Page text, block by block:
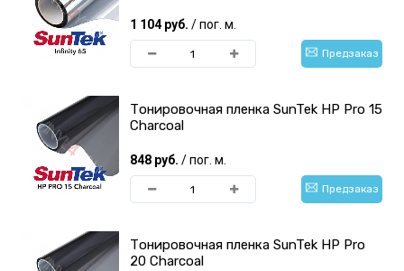
1 104 руб. / пог. м.
Предзаказ
Тонировочная пленка SunTek HP Pro 15
Charcoal
848 руб. / пог. м.
Предзаказ
Тонировочная пленка SunTek HP Pro
20 Charcoal